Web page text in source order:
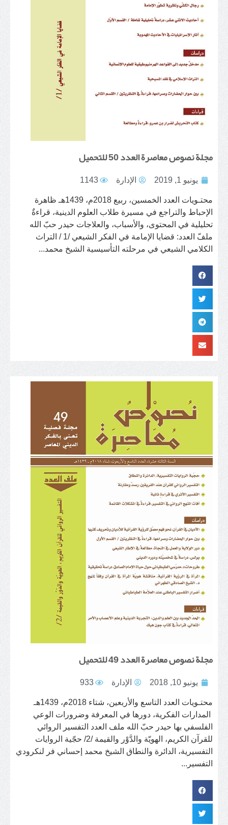
مجلة نصوص معاصرة العدد 50 للتحميل
يونيو 1, 2019 الإدارة 1143
محتـويات العدد الخمسين، ربيع 2018م، 1439هـ ظاهرة
الإحباط والتراجع في مسيرة طلاب العلوم الدينية، قراءةٌ
تحليلية في المحتوى، والأسباب، والعلاجات حيدر حبّ الله
ملفّ العدد: قضايا الإمامة في الفكر الشيعي /1 / التراث
الكلامي الشيعي في مرحلته التأسيسية الشيخ محمد...
مجلة نصوص معاصرة العدد 49 للتحميل
يونيو 10, 2018 الإدارة 933
محتـويات العدد التاسع والأربعين، شتاء 2018م، 1439هـ
المدارات الفكرية، دورها في المعرفة وضرورات الوعي
الفلسفي بها حيدر حبّ الله ملف العدد التفسير الروائي
للقرآن الكريم، الهويّة والدَّوْر والقيمة /2/ حجّية الروايات
التفسيرية، الدائرة والنطاق الشيخ محمد إحساني فر لنكرودي
التفسير...